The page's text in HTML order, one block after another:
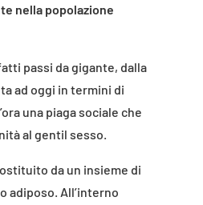
nella popolazione
passi da gigante, dalla
ad oggi in termini di
una piaga sociale che
al gentil sesso.
da un insieme di
adiposo. All’interno